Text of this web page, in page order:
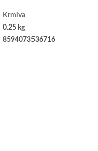
Krmiva
0.25 kg
8594073536716